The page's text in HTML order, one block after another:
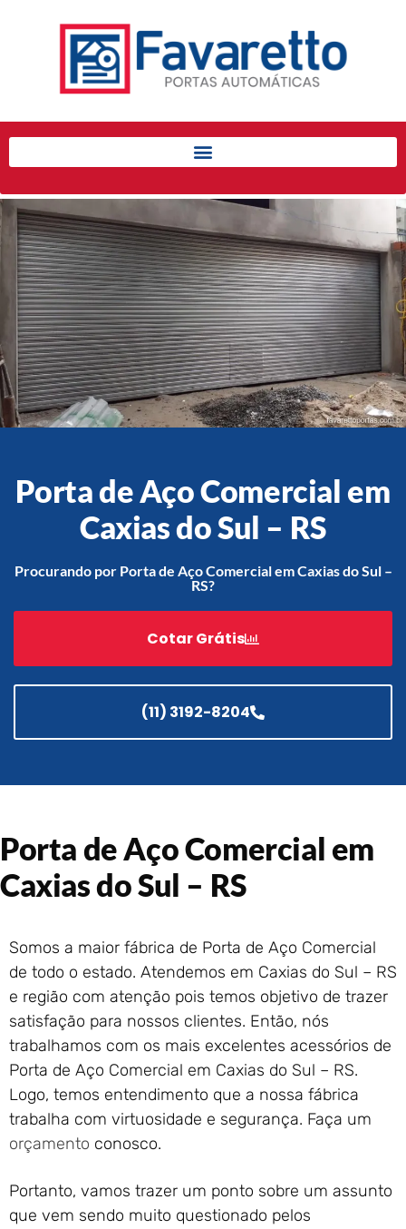
Início
Produtos
Porta de Enrolar Automática
Automatizadores
Acessórios Para Portas de
Enrolar
Pintura eletrostática
Portfólio
Contato
Acessórios
Automatização
Portão de Garagem de
Enrolar em São Pedro da
Aldeia – RJ
Portão de Garagem de
Enrolar em São João de
Enrolar em Rio das Ostras –
RJ
Portão de Garagem de
Enrolar em Petrópolis – RJ
Portão de Garagem de
Enrolar em Paraty – RJ
Portão de Garagem de
Enrolar em Nova Iguaçu – RJ
Portão de Garagem de
Enrolar em Nova Friburgo –
RJ
Porta de Aço Comercial em
Caxias do Sul – RS
Procurando por Porta de Aço Comercial em Caxias do Sul –
RS?
Cotar Grátis
(11) 3192-8204
Porta de Aço Comercial em
Caxias do Sul – RS
Somos a maior fábrica de Porta de Aço Comercial
de todo o estado. Atendemos em Caxias do Sul – RS
e região com atenção pois temos objetivo de trazer
satisfação para nossos clientes. Então, nós
trabalhamos com os mais excelentes acessórios de
Porta de Aço Comercial em Caxias do Sul – RS.
Logo, temos entendimento que a nossa fábrica
trabalha com virtuosidade e segurança. Faça um
orçamento conosco.
Portanto, vamos trazer um ponto sobre um assunto
que vem sendo muito questionado pelos